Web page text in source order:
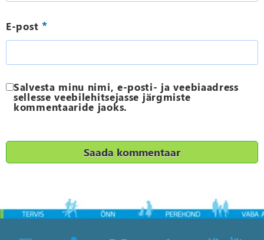
E-post *
Salvesta minu nimi, e-posti- ja veebiaadress
sellesse veebilehitsejasse järgmiste
kommentaaride jaoks.